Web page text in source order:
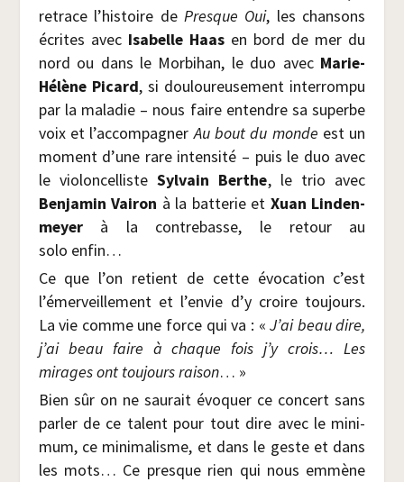
retrace l’histoire de Presque Oui, les chan­sons
écrites avec Isa­belle Haasen bord de mer du
nord ou dans le Mor­bi­han, le duo avec Marie-
Hélène Picard, si dou­lou­reu­se­ment inter­rom­pu
par la mala­die – nous faire entendre sa superbe
voix et l’accompagnerAu bout du monde est un
moment d’une rare inten­si­té – puis le duo avec
le vio­lon­cel­listeSyl­vain Berthe, le trio avec
Ben­ja­min Vai­ron à la bat­te­rie et Xuan Lin­den­
meyerà la contre­basse, le retour au
solo enfin…
Ce que l’on retient de cette évo­ca­tion c’est
l’émerveillement et l’envie d’y croire tou­jours.
La vie comme une force qui va : «J’ai beau dire,
j’ai beau faire à chaque fois j’y crois… Les
mirages ont tou­jours rai­son… »
Bien sûr on ne sau­rait évo­quer ce concert sans
par­ler de ce talent pour tout dire avec le mini­
mum, ce mini­ma­lisme, et dans le geste et dans
les mots… Ce presque rien qui nous emmène